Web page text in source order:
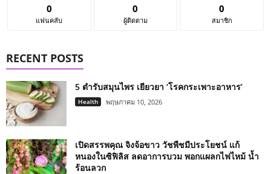
0
แฟนคลับ
0
ผู้ติดตาม
0
สมาชิก
RECENT POSTS
5 ตำรับสมุนไพร เยียวยา ‘โรคกระเพาะอาหาร’
Health พฤษภาคม 10, 2026
เปิดสรรพคุณ จิงจ้อขาว วัชพืชมีประโยชน์ แก้
หนองในซิฟิลิส ลดอาการบวม พอกแผลกไฟไหม้ น้ำ
ร้อนลวก